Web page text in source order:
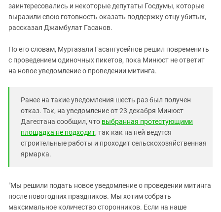
заинтересовались и некоторые депутаты Госдумы, которые
выразили свою готовность оказать поддержку отцу убитых,
рассказал Джамбулат Гасанов.
По его словам, Муртазали Гасангусейнов решил повременить
с проведением одиночных пикетов, пока Минюст не ответит
на новое уведомление о проведении митинга.
Ранее на такие уведомления шесть раз был получен
отказ. Так, на уведомление от 23 декабря Минюст
Дагестана сообщил, что выбранная протестующими
площадка не подходит, так как на ней ведутся
строительные работы и проходит сельскохозяйственная
ярмарка.
"Мы решили подать новое уведомление о проведении митинга
после новогодних праздников. Мы хотим собрать
максимальное количество сторонников. Если на наше